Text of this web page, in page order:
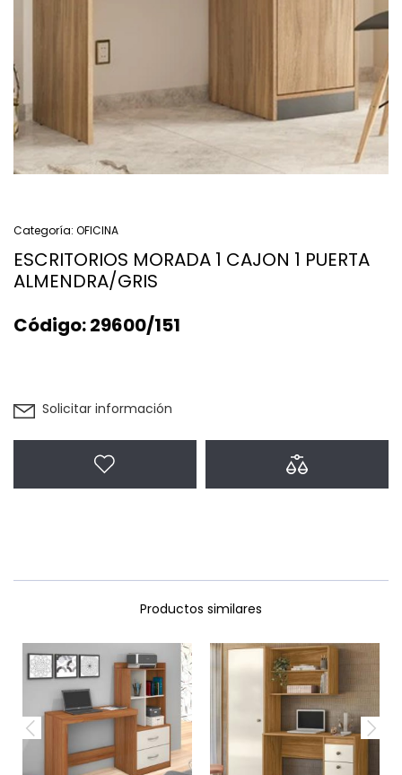
Categoría: OFICINA
ESCRITORIOS MORADA 1 CAJON 1 PUERTA
ALMENDRA/GRIS
Código:29600/151
Solicitar información
Productos similares